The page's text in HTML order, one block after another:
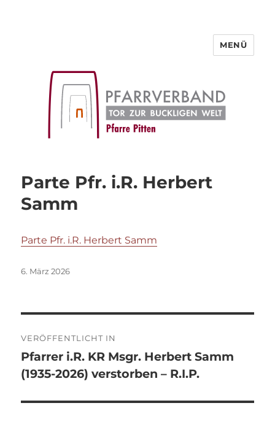
MENÜ
Parte Pfr. i.R. Herbert
Samm
Parte Pfr. i.R. Herbert Samm
Veröffentlicht
6. März 2026
VERÖFFENTLICHT IN
Pfarrer i.R. KR Msgr. Herbert Samm
(1935-2026) verstorben – R.I.P.